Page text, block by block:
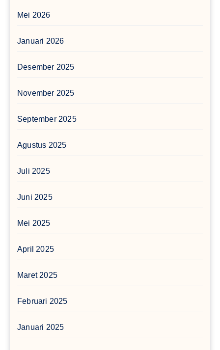
Mei 2026
Januari 2026
Desember 2025
November 2025
September 2025
Agustus 2025
Juli 2025
Juni 2025
Mei 2025
April 2025
Maret 2025
Februari 2025
Januari 2025